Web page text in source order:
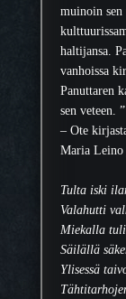
muinoin
haltijansa.
vanhoissa
Panuttaren
sen veteen. ”
– Ote
Maria
Tulta iski
Valahutti
Miekalla
Säilällä
Ylisessä